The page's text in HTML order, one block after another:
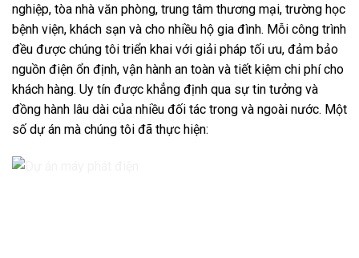
nghiệp, tòa nhà văn phòng, trung tâm thương mại, trường học
bệnh viện, khách sạn và cho nhiều hộ gia đình. Mỗi công trình
đều được chúng tôi triển khai với giải pháp tối ưu, đảm bảo
nguồn điện ổn định, vận hành an toàn và tiết kiệm chi phí cho
khách hàng. Uy tín được khẳng định qua sự tin tưởng và
đồng hành lâu dài của nhiều đối tác trong và ngoài nước. Một
số dự án mà chúng tôi đã thực hiện: